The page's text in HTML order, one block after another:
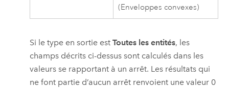
(Enveloppes convexes)
Si le type en sortie estToutes les entités, les
champs décrits ci-dessus sont calculés dans les
valeurs se rapportant à un arrêt. Les résultats qui
ne font partie d’aucun arrêt renvoient une valeur 0